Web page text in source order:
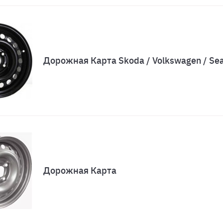
Дорожная Карта Skoda / Volkswagen /
Дорожная Карта